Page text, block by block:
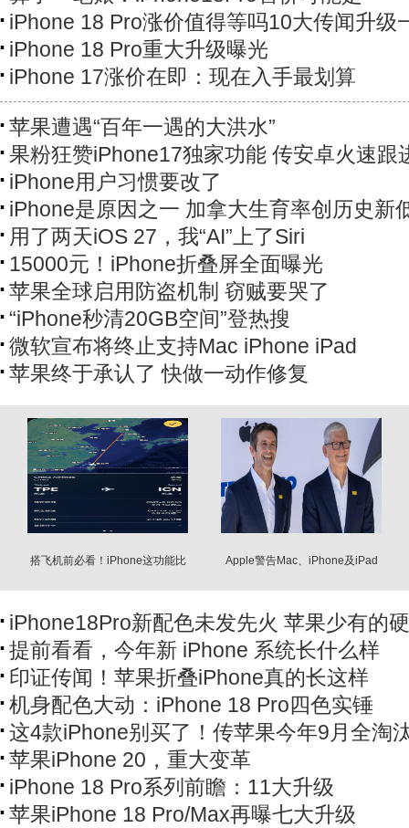
iPhone 18 Pro涨价值得等吗10大传闻升级
iPhone 18 Pro重大升级曝光
iPhone 17涨价在即：现在入手最划算
苹果遭遇“百年一遇的大洪水”
果粉狂赞iPhone17独家功能 传安卓火速跟
iPhone用户习惯要改了
iPhone是原因之一 加拿大生育率创历史新
用了两天iOS 27，我“AI”上了Siri
15000元！iPhone折叠屏全面曝光
苹果全球启用防盗机制 窃贼要哭了
“iPhone秒清20GB空间”登热搜
微软宣布将终止支持Mac iPhone iPad
苹果终于承认了 快做一动作修复
搭飞机前必看！iPhone这功能比
Apple警告Mac、iPhone及iPad
iPhone18Pro新配色未发先火 苹果少有的
提前看看，今年新 iPhone 系统长什么样
印证传闻！苹果折叠iPhone真的长这样
机身配色大动：iPhone 18 Pro四色实锤
这4款iPhone别买了！传苹果今年9月全淘
苹果iPhone 20，重大变革
iPhone 18 Pro系列前瞻：11大升级
苹果iPhone 18 Pro/Max再曝七大升级